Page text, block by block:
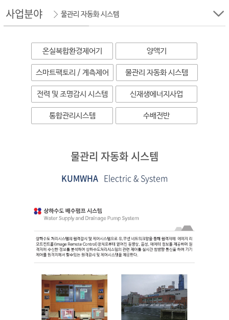
사업분야 물관리 자동화 시스템
온실복합환경제어기 양액기
스마트팩토리 / 계측제어 물관리 자동화 시스템
전력 및 조명감시 시스템 신재생에너지사업
통합관리시스템 수배전반
물관리 자동화 시스템
KUMWHA Electric & System